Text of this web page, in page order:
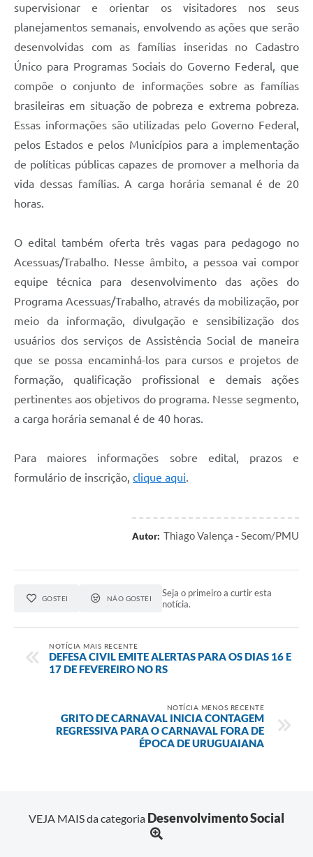
Galeria de Vídeos
Contas Públicas
Links
Telefones Úteis
supervisionar e orientar os visitadores nos seus
planejamentos semanais, envolvendo as ações que serão
desenvolvidas com as famílias inseridas no Cadastro
Único para Programas Sociais do Governo Federal, que
compõe o conjunto de informações sobre as famílias
brasileiras em situação de pobreza e extrema pobreza.
Essas informações são utilizadas pelo Governo Federal,
pelos Estados e pelos Municípios para a implementação
de políticas públicas capazes de promover a melhoria da
vida dessas famílias. A carga horária semanal é de 20
horas.
O edital também oferta três vagas para pedagogo no
Acessuas/Trabalho. Nesse âmbito, a pessoa vai compor
equipe técnica para desenvolvimento das ações do
Programa Acessuas/Trabalho, através da mobilização, por
meio da informação, divulgação e sensibilização dos
usuários dos serviços de Assistência Social de maneira
que se possa encaminhá-los para cursos e projetos de
formação, qualificação profissional e demais ações
pertinentes aos objetivos do programa. Nesse segmento,
a carga horária semanal é de 40 horas.
Para maiores informações sobre edital, prazos e
formulário de inscrição, clique aqui.
Autor: Thiago Valença - Secom/PMU
GOSTEI NÃO GOSTEI
Seja o primeiro a curtir esta
notícia.
NOTÍCIA MAIS RECENTE
DEFESA CIVIL EMITE ALERTAS PARA OS DIAS 16 E
17 DE FEVEREIRO NO RS
NOTÍCIA MENOS RECENTE
GRITO DE CARNAVAL INICIA CONTAGEM
REGRESSIVA PARA O CARNAVAL FORA DE
ÉPOCA DE URUGUAIANA
VEJA MAIS da categoria Desenvolvimento Social